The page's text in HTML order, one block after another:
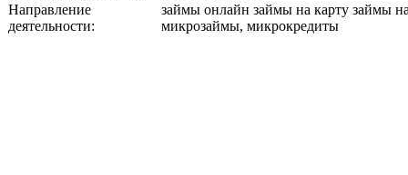
Направление
деятельности:
займы онлайн займы на карту займы
микрозаймы, микрокредиты